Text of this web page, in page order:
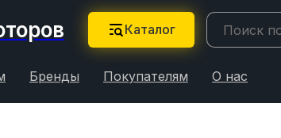
Каталог
Бренды Покупателям О нас